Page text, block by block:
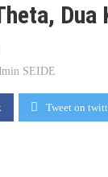
Dua
SEIDE
Tweet on